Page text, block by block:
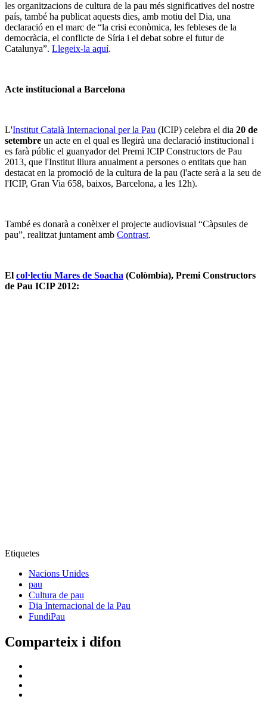
les organitzacions de cultura de la pau més significatives del nostre
país, també ha publicat aquests dies, amb motiu del Dia, una
declaració en el marc de “la crisi econòmica, les febleses de la
democràcia, el conflicte de Síria i el debat sobre el futur de
Catalunya”. Llegeix-la aquí.
Acte institucional a Barcelona
L'Institut Català Internacional per la Pau (ICIP) celebra el dia 20 de
setembre un acte en el qual es llegirà una declaració institucional i
es farà públic el guanyador del Premi ICIP Constructors de Pau
2013, que l'Institut lliura anualment a persones o entitats que han
destacat en la promoció de la cultura de la pau (l'acte serà a la seu de
l'ICIP, Gran Via 658, baixos, Barcelona, a les 12h).
També es donarà a conèixer el projecte audiovisual “Càpsules de
pau”, realitzat juntament amb Contrast.
El col·lectiu Mares de Soacha (Colòmbia), Premi Constructors
de Pau ICIP 2012:
Etiquetes
Nacions Unides
pau
Cultura de pau
Dia Internacional de la Pau
FundiPau
Comparteix i difon